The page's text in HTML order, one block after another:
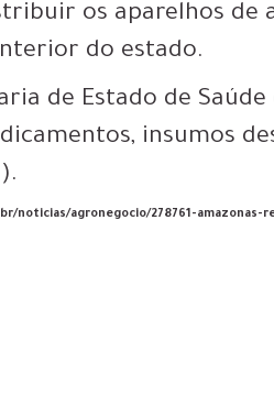
os aparelhos de
do estado.
de Estado de
insumos
noticias/agronegocio/278761-